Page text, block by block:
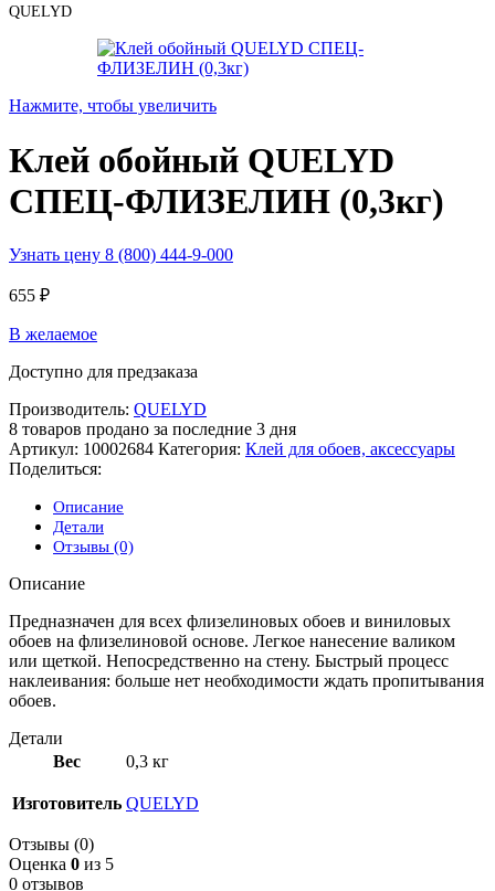
QUELYD
Нажмите, чтобы увеличить
Клей обойный QUELYD
СПЕЦ-ФЛИЗЕЛИН (0,3кг)
Узнать цену 8 (800) 444-9-000
655 ₽
В желаемое
Доступно для предзаказа
Производитель: QUELYD
8 товаров продано за последние 3 дня
Артикул: 10002684 Категория: Клей для обоев, аксессуары
Поделиться:
Описание
Детали
Отзывы (0)
Описание
Предназначен для всех флизелиновых обоев и виниловых
обоев на флизелиновой основе. Легкое нанесение валиком
или щеткой. Непосредственно на стену. Быстрый процесс
наклеивания: больше нет необходимости ждать пропитывания
обоев.
Детали
Вес
0,3 кг
Изготовитель QUELYD
Отзывы (0)
Оценка 0 из 5
0 отзывов